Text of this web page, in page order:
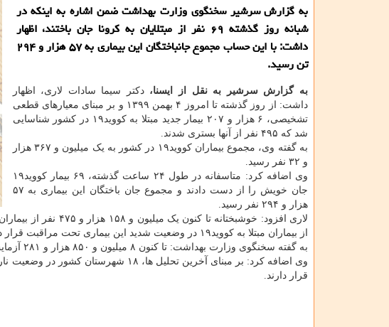
به گزارش سرشیر سخنگوی وزارت بهداشت ضمن اشاره به اینکه در
شبانه روز گذشته ۶۹ نفر از مبتلایان به کرونا جان باختند، اظهار
داشت: با این حساب مجموع جانباختگان این بیماری به ۵۷ هزار و ۲۹۴
تن رسید.
به گزارش سرشیر به نقل از ایسنا،دکتر سیما سادات لاری، اظهار
داشت: از روز گذشته تا امروز ۴ بهمن ۱۳۹۹ و بر مبنای معیارهای قطعی
تشخیصی، ۶ هزار و ۲۰۷ بیمار جدید مبتلا به کووید۱۹ در کشور شناسایی
شد که ۴۹۵ نفر از آنها بستری شدند.
به گفته وی، مجموع بیماران کووید۱۹ در کشور به یک میلیون و ۳۶۷ هزار
و ۳۲ نفر رسید.
وی اضافه کرد: متاسفانه در طول ۲۴ ساعت گذشته، ۶۹ بیمار کووید۱۹
جان خویش را از دست دادند و مجموع جان باختگان این بیماری به ۵۷
هزار و ۲۹۴ نفر رسید.
لاری افزود: خوشبختانه تا کنون یک میلیون و ۱۵۸ هزار و ۴۷۵ نفر از بیماران،
از بیماران مبتلا به کووید۱۹ در وضعیت شدید این بیماری تحت مراقبت قرار دارند.
به گفته سخنگوی وزارت بهداشت: تا کنون ۸ میلیون و ۸۵۰ هزار و ۲۸۱ آزمایش تشخیص کووید۱۹ در کشور انجام شده است.
قرار دارند.